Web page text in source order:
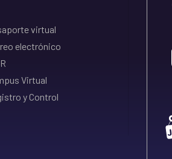
virtual
electrónico
Virtual
y Control